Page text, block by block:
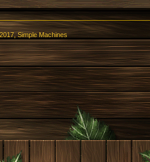
,Simple Machines